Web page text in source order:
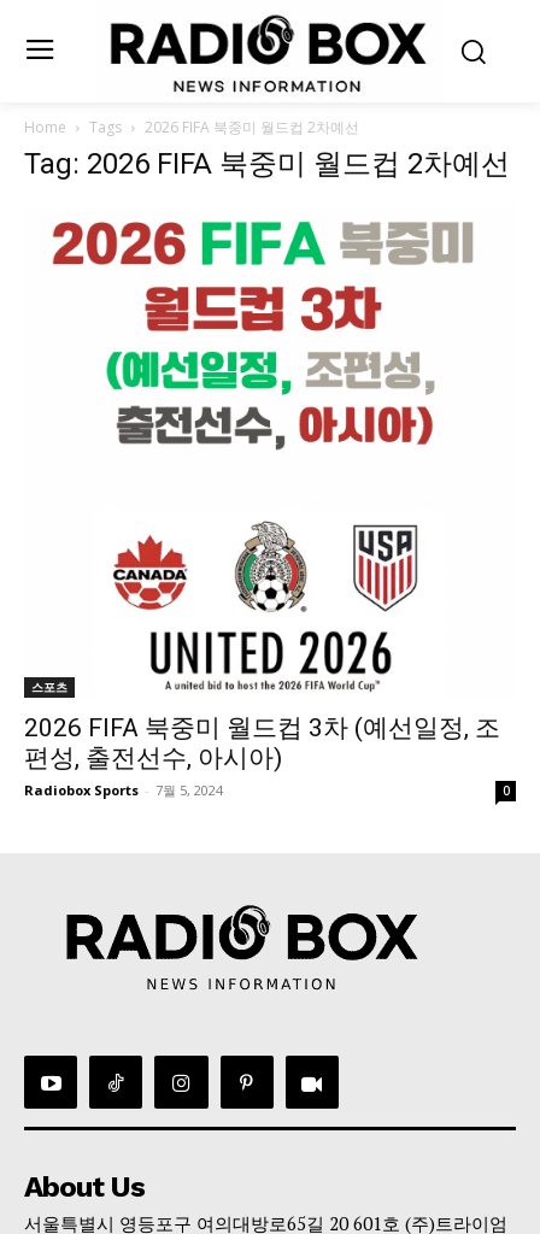
Home Tags 2026 FIFA 북중미 월드컵 2차예선
Tag: 2026 FIFA 북중미 월드컵 2차예선
스포츠
2026 FIFA 북중미 월드컵 3차 (예선일정, 조
편성, 출전선수, 아시아)
Radiobox Sports - 7월 5, 2024 0
About Us
서울특별시 영등포구 여의대방로65길 20 601호 (주)트라이엄